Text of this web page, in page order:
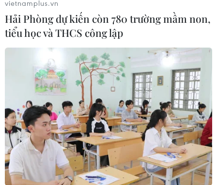
Căng thẳng Mỹ-Trung tác động mạnh tới
thị trường ngoại hối trong nước
06/08/2019 07:05
Các nhà đầu tư đang có những lo ngại từ câu chuyện
“chiến tranh tiền tệ." Chính sách tiền tệ các nước sẽ theo
diễn biến, kịch bản mới và khả năng lạm phát tăng
cùng với tỷ giá biến động mạnh.
vietnamplus.vn
Hải Phòng dự kiến còn 780 trường mầm non,
tiểu học và THCS công lập